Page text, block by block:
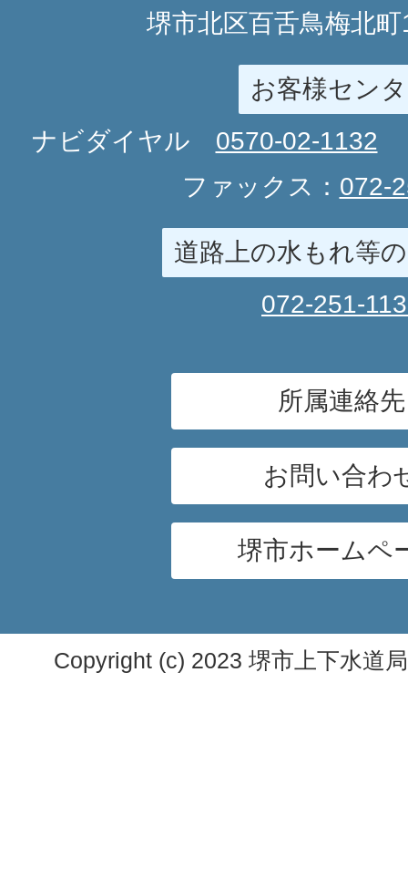
堺市北区百舌鳥梅北
お客様セン
ナビダイヤル 0570-02-1132
ファックス： 072-
道路上の水もれ等
072-251-
所属連絡先
お問い合わ
堺市ホームペ
Copyright (c) 2023 堺市上下水道